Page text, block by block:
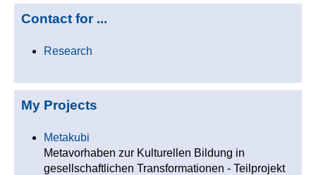
Contact for ...
Research
My Projects
Metakubi
Metavorhaben zur Kulturellen Bildung in
gesellschaftlichen Transformationen - Teilprojekt